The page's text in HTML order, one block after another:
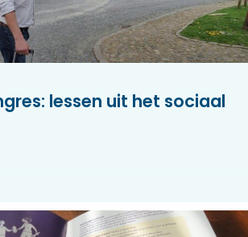
lessen uit het sociaal